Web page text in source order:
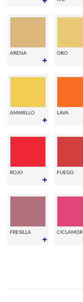
ARENA ORO
AMARILLO LAVA
ROJO FUEGO
FRESILLA CICLAMOR